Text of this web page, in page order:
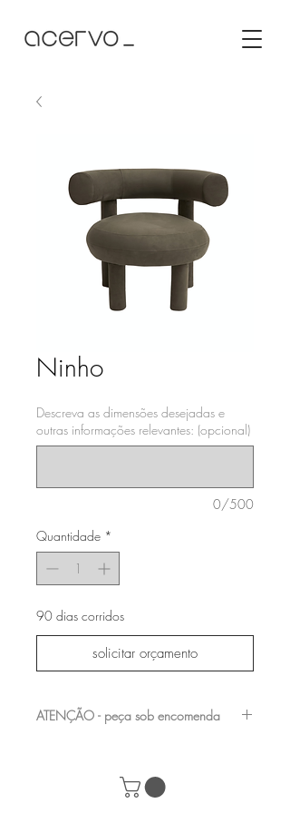
Ninho
Descreva as dimensões desejadas e
outras informações relevantes: (opcional)
0/500
Quantidade *
90 dias corridos
solicitar orçamento
ATENÇÃO - peça sob encomenda